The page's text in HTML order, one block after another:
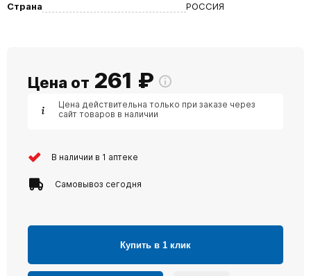
Страна
РОССИЯ
Цена от 261 ₽
Цена действительна только при заказе через
сайт товаров в наличии
В наличии в 1 аптеке
Самовывоз сегодня
Купить в 1 клик